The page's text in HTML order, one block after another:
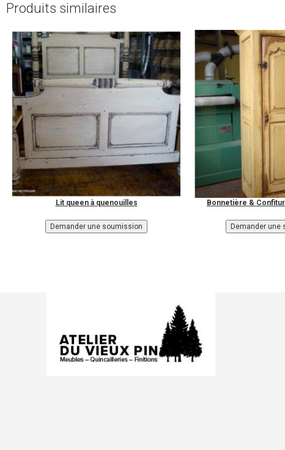
Produits similaires
Lit queen à quenouilles Bonnetière &